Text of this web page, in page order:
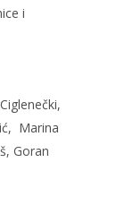
i
Marina
Goran